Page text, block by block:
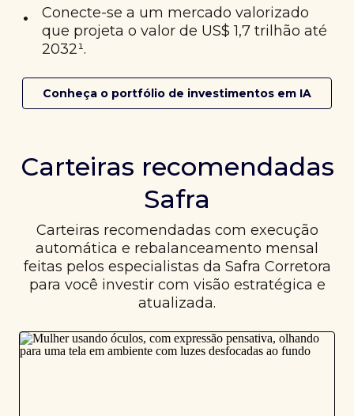
•
Conecte-se a um mercado valorizado
que projeta o valor de US$ 1,7 trilhão até
2032¹.
Conheça o portfólio de investimentos em IA
Carteiras recomendadas
Safra
Carteiras recomendadas com execução
automática e rebalanceamento mensal
feitas pelos especialistas da Safra Corretora
para você investir com visão estratégica e
atualizada.